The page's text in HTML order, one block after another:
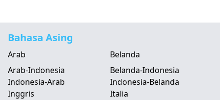
Bahasa Asing
Arab
Arab-Indonesia
Indonesia-Arab
Belanda
Belanda-Indonesia
Indonesia-Belanda
Inggris
Italia